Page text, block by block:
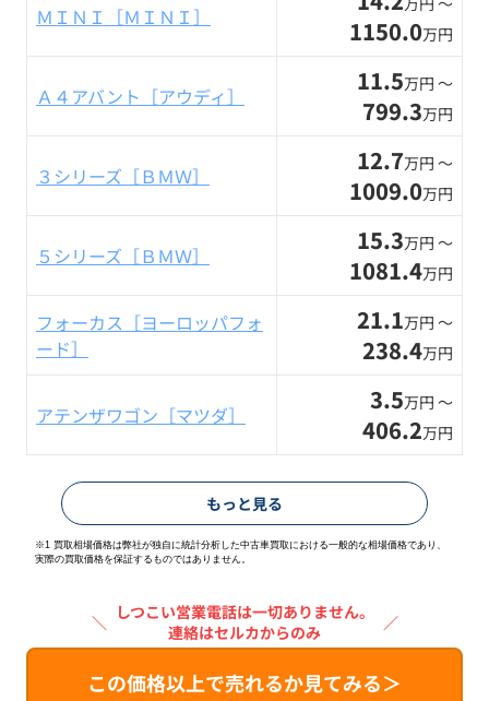
ＭＩＮＩ［ＭＩＮＩ］ 1150.0万円
Ａ４アバント［アウディ］ 11.5万円 〜
799.3万円
３シリーズ［ＢＭＷ］ 12.7万円 〜
1009.0万円
５シリーズ［ＢＭＷ］ 15.3万円 〜
1081.4万円
フォーカス［ヨーロッパフォ
ード］
21.1万円 〜
238.4万円
アテンザワゴン［マツダ］ 3.5万円 〜
406.2万円
もっと見る
※1 買取相場価格は弊社が独自に統計分析した中古車買取における一般的な相場価格であり、
実際の買取価格を保証するものではありません。
＼ しつこい営業電話は一切ありません。
連絡はセルカからのみ
／
この価格以上で売れるか見てみる＞